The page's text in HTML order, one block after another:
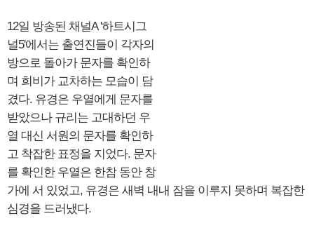
12일 방송된 채널A '하트시그
널5'에서는 출연진들이 각자의
방으로 돌아가 문자를 확인하
며 희비가 교차하는 모습이 담
겼다. 유경은 우열에게 문자를
받았으나 규리는 고대하던 우
열 대신 서원의 문자를 확인하
고 착잡한 표정을 지었다. 문자
를 확인한 우열은 한참 동안 창
가에 서 있었고, 유경은 새벽 내내 잠을 이루지 못하며 복잡한
심경을 드러냈다.